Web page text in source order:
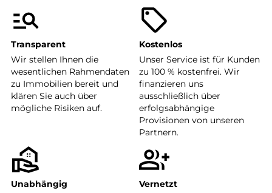
Transparent
Wir stellen Ihnen die
wesentlichen Rahmendaten
zu Immobilien bereit und
klären Sie auch über
mögliche Risiken auf.
Kostenlos
Unser Service ist für Kunden
zu 100 % kostenfrei. Wir
finanzieren uns
ausschließlich über
erfolgsabhängige
Provisionen von unseren
Partnern.
Unabhängig
Vernetzt